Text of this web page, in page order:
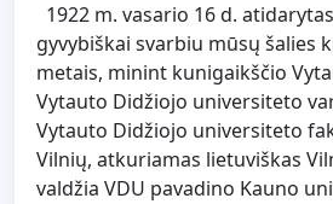
1922 m. vasario 16 d.
gyvybiškai svarbiu mūsų šalies
metais, minint kunigaikščio
Vytauto Didžiojo universiteto
Vytauto Didžiojo universiteto
Vilnių, atkuriamas lietuviškas
valdžia VDU pavadino Kauno